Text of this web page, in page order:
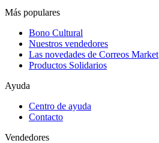
Más populares
Bono Cultural
Nuestros vendedores
Las novedades de Correos Market
Productos Solidarios
Ayuda
Centro de ayuda
Contacto
Vendedores